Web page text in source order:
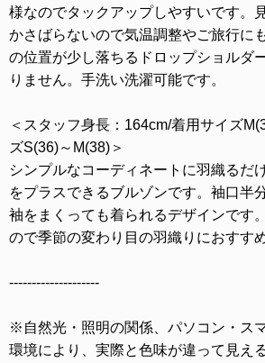
様なのでタックアップしやすいです。
かさばらないので気温調整やご旅行に
の位置が少し落ちるドロップショルダ
りません。手洗い洗濯可能です。
＜スタッフ身長：164cm/着用サイズ
ズS(36)～M(38)＞
シンプルなコーディネートに羽織るだ
をプラスできるブルゾンです。袖口半
袖をまくっても着られるデザインです
ので季節の変わり目の羽織りにおすす
--------------------
※自然光・照明の関係、パソコン・ス
環境により、実際と色味が違って見え